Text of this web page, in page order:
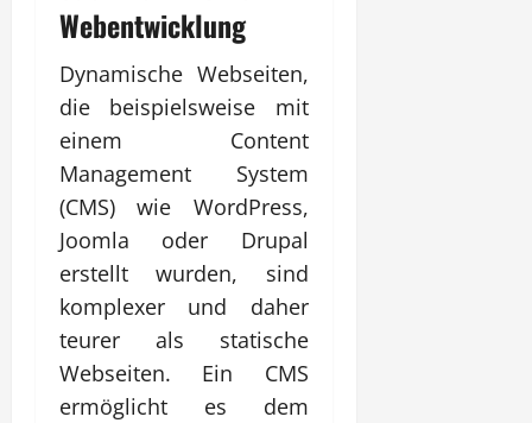
Webentwicklung
Dynamische Webseiten,
die beispielsweise mit
einem Content
Management System
(CMS) wie WordPress,
Joomla oder Drupal
erstellt wurden, sind
komplexer und daher
teurer als statische
Webseiten. Ein CMS
ermöglicht es dem